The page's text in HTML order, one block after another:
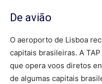
De avião
O aeroporto de Lisboa
capitais brasileiras. A
que opera voos diretos
de algumas capitais